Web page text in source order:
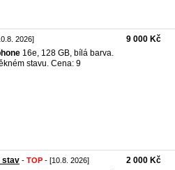
2026]
16e, 128 GB, bílá barva.
stavu. Cena: 9
9 000 Kč
stav - TOP - [10.8. 2026] 2 000 Kč